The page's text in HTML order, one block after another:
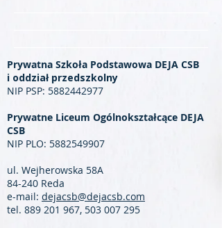
Prywatna Szkoła Podstawowa DEJA CSB
i oddział przedszkolny
NIP PSP: 5882442977
Prywatne Liceum Ogólnokształcące DEJA
CSB
NIP PLO: 5882549907
ul. Wejherowska 58A
84-240 Reda
e-mail: dejacsb@dejacsb.com
tel. 889 201 967, 503 007 295